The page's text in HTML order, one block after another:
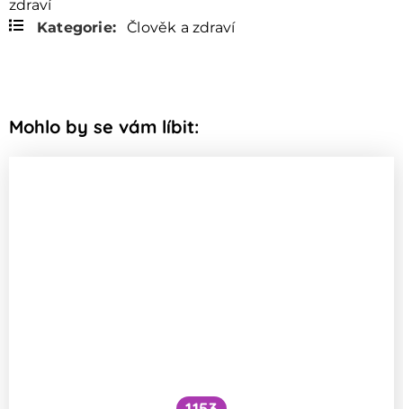
zdraví
Kategorie:
Člověk a zdraví
Mohlo by se vám líbit: